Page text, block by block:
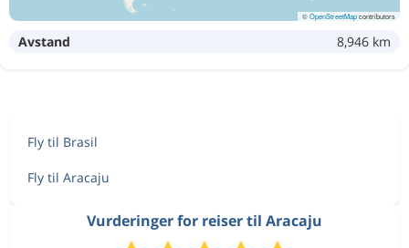
©OpenStreetMapcontributors
Avstand 8,946 km
Fly til Brasil
Fly til Aracaju
Vurderinger for reiser til Aracaju